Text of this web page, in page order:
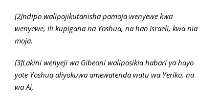
[2]ndipo walipojikutanisha pamoja wenyewe kwa
wenyewe, ili kupigana na Yoshua, na hao Israeli, kwa nia
moja.
[3]Lakini wenyeji wa Gibeoni waliposikia habari ya hayo
yote Yoshua aliyokuwa amewatenda watu wa Yeriko, na
wa Ai,